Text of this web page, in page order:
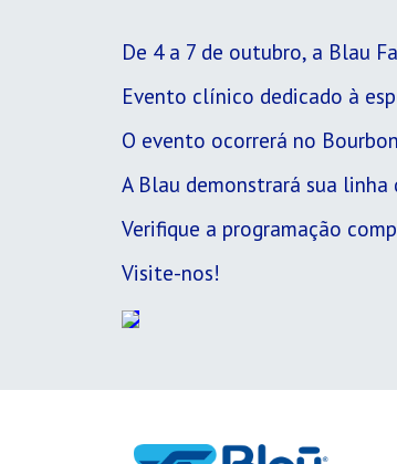
De 4 a 7 de outubro, a Blau
Evento clínico dedicado à
O evento ocorrerá no
A Blau demonstrará sua
Verifique a programação
Visite-nos!